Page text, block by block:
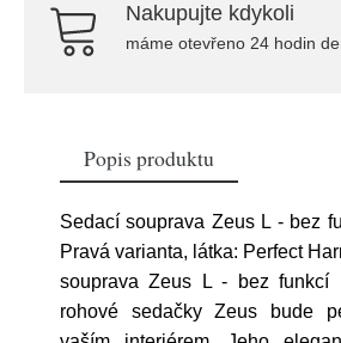
Nakupujte kdykoli
máme otevřeno 24 hodin
Popis produktu
Sedací souprava Zeus L - bez
Pravá varianta, látka: Perfect
souprava Zeus L - bez funkcí
rohové sedačky Zeus bude